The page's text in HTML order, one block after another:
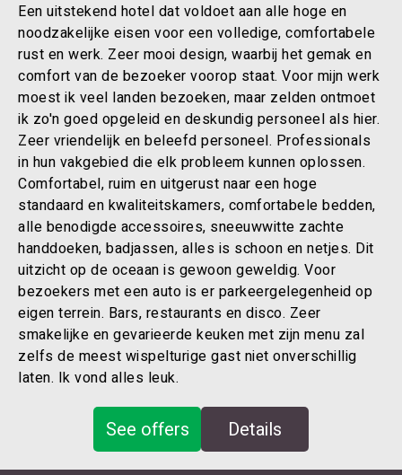
Een uitstekend hotel dat voldoet aan alle hoge en
noodzakelijke eisen voor een volledige, comfortabele
rust en werk. Zeer mooi design, waarbij het gemak en
comfort van de bezoeker voorop staat. Voor mijn werk
moest ik veel landen bezoeken, maar zelden ontmoet
ik zo'n goed opgeleid en deskundig personeel als hier.
Zeer vriendelijk en beleefd personeel. Professionals
in hun vakgebied die elk probleem kunnen oplossen.
Comfortabel, ruim en uitgerust naar een hoge
standaard en kwaliteitskamers, comfortabele bedden,
alle benodigde accessoires, sneeuwwitte zachte
handdoeken, badjassen, alles is schoon en netjes. Dit
uitzicht op de oceaan is gewoon geweldig. Voor
bezoekers met een auto is er parkeergelegenheid op
eigen terrein. Bars, restaurants en disco. Zeer
smakelijke en gevarieerde keuken met zijn menu zal
zelfs de meest wispelturige gast niet onverschillig
laten. Ik vond alles leuk.
See offers Details